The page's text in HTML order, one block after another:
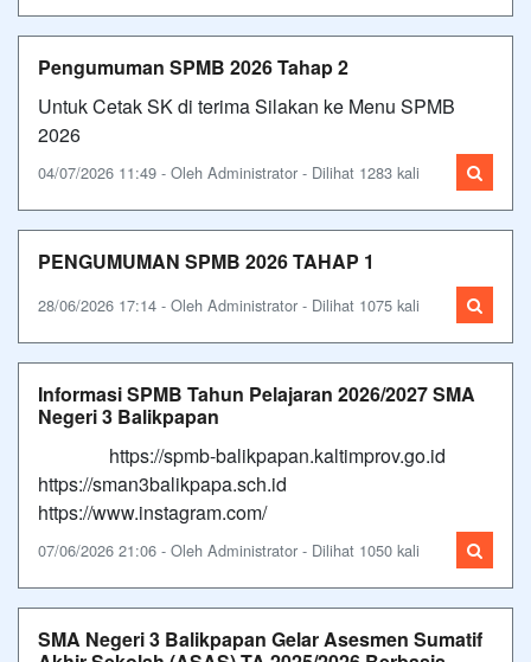
Pengumuman SPMB 2026 Tahap 2
Untuk Cetak SK di terima Silakan ke Menu SPMB
2026
04/07/2026 11:49 - Oleh Administrator - Dilihat 1283 kali
PENGUMUMAN SPMB 2026 TAHAP 1
28/06/2026 17:14 - Oleh Administrator - Dilihat 1075 kali
Informasi SPMB Tahun Pelajaran 2026/2027 SMA
Negeri 3 Balikpapan
https://spmb-balikpapan.kaltimprov.go.id
https://sman3balikpapa.sch.id
https://www.instagram.com/
07/06/2026 21:06 - Oleh Administrator - Dilihat 1050 kali
SMA Negeri 3 Balikpapan Gelar Asesmen Sumatif